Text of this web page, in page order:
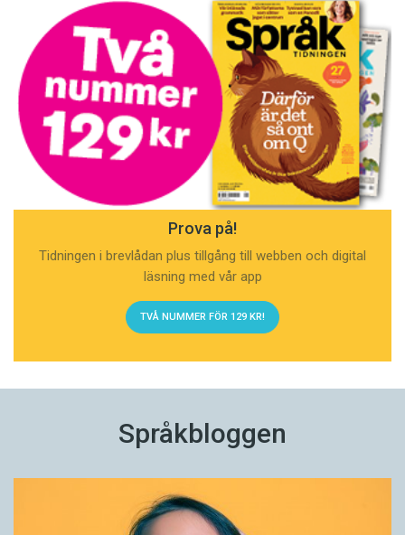
Prova på!
Tidningen i brevlådan plus tillgång till webben och digital
läsning med vår app
TVÅ NUMMER FÖR 129 KR!
Språkbloggen